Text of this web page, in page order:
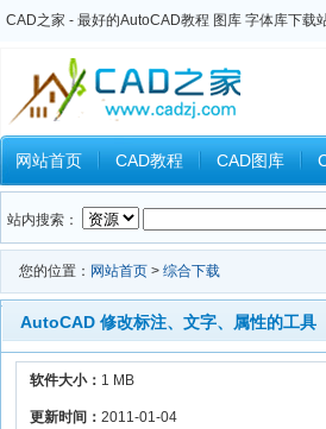
CAD之家 - 最好的AutoCAD教程 图库 字体库下载
网站首页 CAD教程 CAD图库
Inventor教程 Ansys教程 CAXA教
站内搜索：
您的位置： 网站首页 > 综合下载
AutoCAD 修改标注、文字、属性的工具
软件大小： 1 MB
更新时间： 2011-01-04